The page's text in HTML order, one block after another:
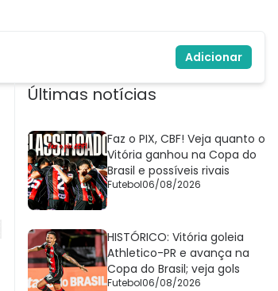
Adicionar
Últimas notícias
Faz o PIX, CBF! Veja quanto o
Vitória ganhou na Copa do
Brasil e possíveis rivais
Futebol06/08/2026
HISTÓRICO: Vitória goleia
Athletico-PR e avança na
Copa do Brasil; veja gols
Futebol06/08/2026